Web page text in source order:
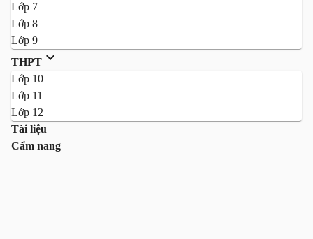
Lớp 7
Lớp 8
Lớp 9
THPT
Lớp 10
Lớp 11
Lớp 12
Tài liệu
Cẩm nang